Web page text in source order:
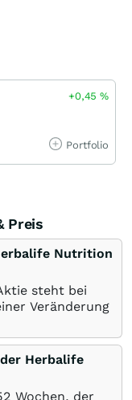
+0,45%
Portfolio
Preis
Nutrition
steht bei
Veränderung
Herbalife
Wochen, der